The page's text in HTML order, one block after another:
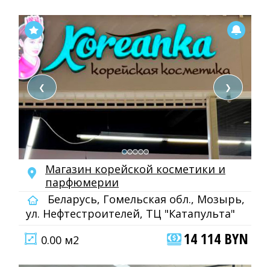
❮ ❯
Магазин корейской косметики и
парфюмерии
Беларусь, Гомельская обл., Мозырь,
ул. Нефтестроителей, ТЦ "Катапульта"
0.00 м2
14 114 BYN